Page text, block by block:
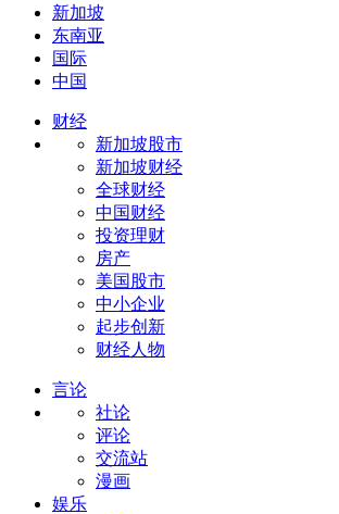
新加坡
东南亚
国际
中国
财经
新加坡股市
新加坡财经
全球财经
中国财经
投资理财
房产
美国股市
中小企业
起步创新
财经人物
言论
社论
评论
交流站
漫画
娱乐